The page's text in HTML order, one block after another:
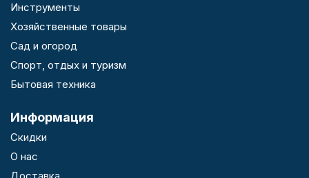
Инструменты
Хозяйственные товары
Сад и огород
Спорт, отдых и туризм
Бытовая техника
Информация
Скидки
О нас